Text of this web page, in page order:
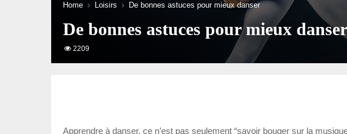
Home Loisirs De bonnes astuces pour mieux danser
De bonnes astuces pour mieux danser
2209
Apprendre à danser, ce n’est pas seulement “savoir bouger sur la